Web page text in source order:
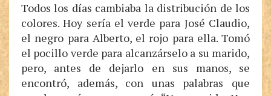
Todos los días cambiaba la distribución de los
colores. Hoy sería el verde para José Claudio,
el negro para Alberto, el rojo para ella. Tomó
el pocillo verde para alcanzárselo a su marido,
pero, antes de dejarlo en sus manos, se
encontró, además, con unas palabras que